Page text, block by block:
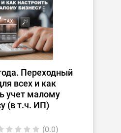
Переходный
всех и как
учет малому
(в т.ч. ИП)
(0.0)